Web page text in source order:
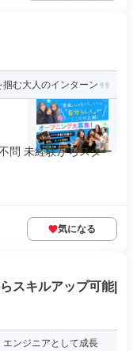
む大人のインターン
問 未経験からスター
気になる
スキルアップ可能|
ンジニアとして成長